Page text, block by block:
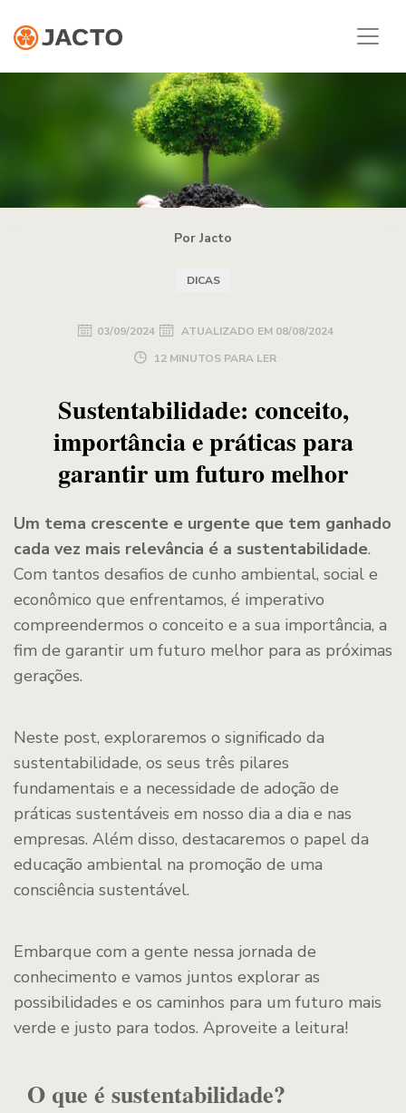
Por Jacto
DICAS
03/09/2024 ATUALIZADO EM 08/08/2024
12 MINUTOS PARA LER
Sustentabilidade: conceito,
importância e práticas para
garantir um futuro melhor
Um tema crescente e urgente que tem ganhado
cada vez mais relevância é a sustentabilidade.
Com tantos desafios de cunho ambiental, social e
econômico que enfrentamos, é imperativo
compreendermos o conceito e a sua importância, a
fim de garantir um futuro melhor para as próximas
gerações.
Neste post, exploraremos o significado da
sustentabilidade, os seus três pilares
fundamentais e a necessidade de adoção de
práticas sustentáveis em nosso dia a dia e nas
empresas. Além disso, destacaremos o papel da
educação ambiental na promoção de uma
consciência sustentável.
Embarque com a gente nessa jornada de
conhecimento e vamos juntos explorar as
possibilidades e os caminhos para um futuro mais
verde e justo para todos. Aproveite a leitura!
O que é sustentabilidade?